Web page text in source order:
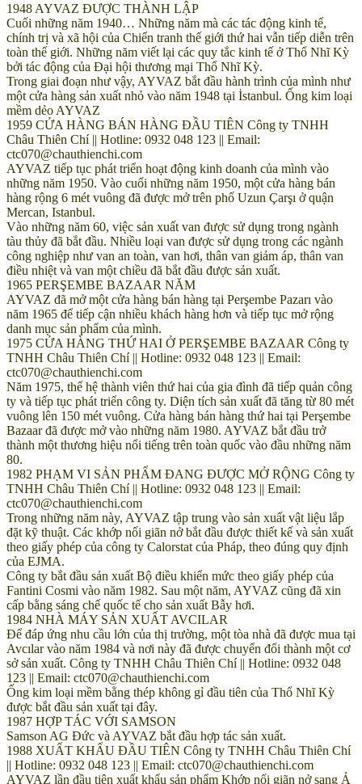
1948 AYVAZ ĐƯỢC THÀNH LẬP
Cuối những năm 1940… Những năm mà các tác động kinh tế,
chính trị và xã hội của Chiến tranh thế giới thứ hai vẫn tiếp diễn trên
toàn thế giới. Những năm viết lại các quy tắc kinh tế ở Thổ Nhĩ Kỳ
bởi tác động của Đại hội thương mại Thổ Nhĩ Kỳ.
Trong giai đoạn như vậy, AYVAZ bắt đầu hành trình của mình như
một cửa hàng sản xuất nhỏ vào năm 1948 tại İstanbul. Ống kim loại
mềm dẻo AYVAZ
1959 CỬA HÀNG BÁN HÀNG ĐẦU TIÊN Công ty TNHH
Châu Thiên Chí || Hotline: 0932 048 123 || Email:
ctc070@chauthienchi.com
AYVAZ tiếp tục phát triển hoạt động kinh doanh của mình vào
những năm 1950. Vào cuối những năm 1950, một cửa hàng bán
hàng rộng 6 mét vuông đã được mở trên phố Uzun Çarşı ở quận
Mercan, Istanbul.
Vào những năm 60, việc sản xuất van được sử dụng trong ngành
tàu thủy đã bắt đầu. Nhiều loại van được sử dụng trong các ngành
công nghiệp như van an toàn, van hơi, thân van giảm áp, thân van
điều nhiệt và van một chiều đã bắt đầu được sản xuất.
1965 PERŞEMBE BAZAAR NĂM
AYVAZ đã mở một cửa hàng bán hàng tại Perşembe Pazarı vào
năm 1965 để tiếp cận nhiều khách hàng hơn và tiếp tục mở rộng
danh mục sản phẩm của mình.
1975 CỬA HÀNG THỨ HAI Ở PERŞEMBE BAZAAR Công ty
TNHH Châu Thiên Chí || Hotline: 0932 048 123 || Email:
ctc070@chauthienchi.com
Năm 1975, thế hệ thành viên thứ hai của gia đình đã tiếp quản công
ty và tiếp tục phát triển công ty. Diện tích sản xuất đã tăng từ 80 mét
vuông lên 150 mét vuông. Cửa hàng bán hàng thứ hai tại Perşembe
Bazaar đã được mở vào những năm 1980. AYVAZ bắt đầu trở
thành một thương hiệu nổi tiếng trên toàn quốc vào đầu những năm
80.
1982 PHẠM VI SẢN PHẨM ĐANG ĐƯỢC MỞ RỘNG Công ty
TNHH Châu Thiên Chí || Hotline: 0932 048 123 || Email:
ctc070@chauthienchi.com
Trong những năm này, AYVAZ tập trung vào sản xuất vật liệu lắp
đặt kỹ thuật. Các khớp nối giãn nở bắt đầu được thiết kế và sản xuất
theo giấy phép của công ty Calorstat của Pháp, theo đúng quy định
của EJMA.
Công ty bắt đầu sản xuất Bộ điều khiển mức theo giấy phép của
Fantini Cosmi vào năm 1982. Sau một năm, AYVAZ cũng đã xin
cấp bằng sáng chế quốc tế cho sản xuất Bẫy hơi.
1984 NHÀ MÁY SẢN XUẤT AVCILAR
Để đáp ứng nhu cầu lớn của thị trường, một tòa nhà đã được mua tại
Avcılar vào năm 1984 và nơi này đã được chuyển đổi thành một cơ
sở sản xuất. Công ty TNHH Châu Thiên Chí || Hotline: 0932 048
123 || Email: ctc070@chauthienchi.com
Ống kim loại mềm bằng thép không gỉ đầu tiên của Thổ Nhĩ Kỳ
được bắt đầu sản xuất tại đây.
1987 HỢP TÁC VỚI SAMSON
Samson AG Đức và AYVAZ bắt đầu hợp tác sản xuất.
1988 XUẤT KHẨU ĐẦU TIÊN Công ty TNHH Châu Thiên Chí
|| Hotline: 0932 048 123 || Email: ctc070@chauthienchi.com
AYVAZ lần đầu tiên xuất khẩu sản phẩm Khớp nối giãn nở sang Ả